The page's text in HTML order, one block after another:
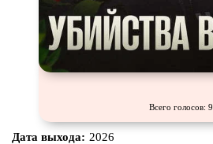
Всего голосов: 9
Дата выхода: 2026